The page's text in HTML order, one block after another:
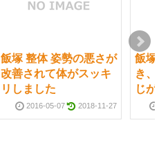
飯塚 整体 姿勢の悪さが
改善されて体がスッキ
リしました
2016-05-07 2018-11-27
飯
き
じ